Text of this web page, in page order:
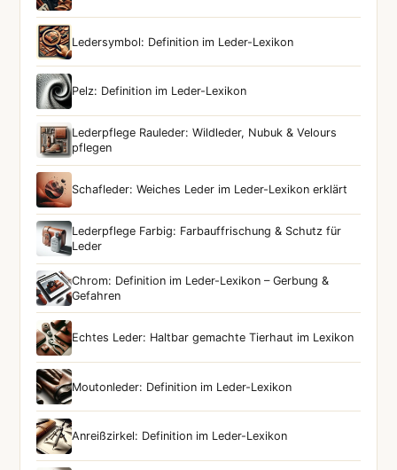
Ledersymbol: Definition im Leder-Lexikon
Pelz: Definition im Leder-Lexikon
Lederpflege Rauleder: Wildleder, Nubuk & Velours
pflegen
Schafleder: Weiches Leder im Leder-Lexikon erklärt
Lederpflege Farbig: Farbauffrischung & Schutz für
Leder
Chrom: Definition im Leder-Lexikon – Gerbung &
Gefahren
Echtes Leder: Haltbar gemachte Tierhaut im Lexikon
Moutonleder: Definition im Leder-Lexikon
Anreißzirkel: Definition im Leder-Lexikon